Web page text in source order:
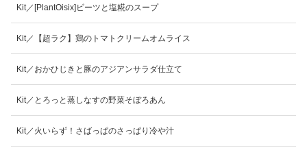
Kit／[PlantOisix]ビーツと塩糀のスープ
Kit／【超ラク】鶏のトマトクリームオムライス
Kit／おかひじきと豚のアジアンサラダ仕立て
Kit／とろっと蒸しなすの野菜そぼろあん
Kit／火いらず！さばっぱのさっぱり冷や汁